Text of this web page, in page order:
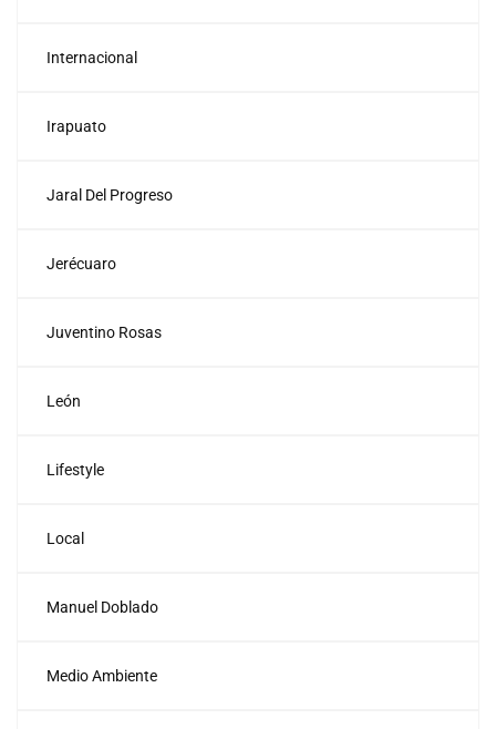
Internacional
Irapuato
Jaral Del Progreso
Jerécuaro
Juventino Rosas
León
Lifestyle
Local
Manuel Doblado
Medio Ambiente